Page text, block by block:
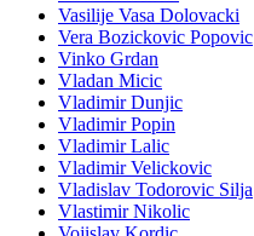
Vasilije Vasa Dolovacki
Vera Bozickovic Popovic
Vinko Grdan
Vladan Micic
Vladimir Dunjic
Vladimir Popin
Vladimir Lalic
Vladimir Velickovic
Vladislav Todorovic Silja
Vlastimir Nikolic